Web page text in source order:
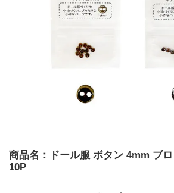
商品名：ドール服 ボタン 4mm ブ
10P